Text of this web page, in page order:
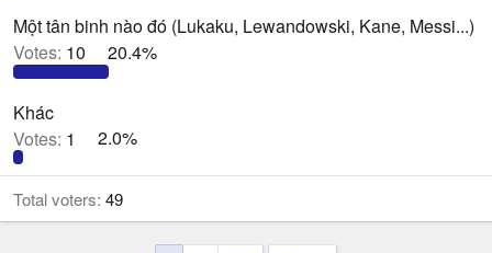
Một tân binh nào đó (Lukaku, Lewandowski, Kane, Messi...)
Votes: 10 20.4%
Khác
Votes: 1 2.0%
Total voters 49